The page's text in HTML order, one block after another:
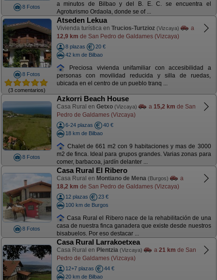
8 Fotos
a minutos de Bilbao y del B. E. C. se encuentra el
Agroturismo Ordaola, donde se of ...
8 Fotos
(3 comentarios)
Atseden Lekua
Vivienda turística en Trucios-Turtzioz (Vizcaya)
a
12,9 km de San Pedro de Galdames (Vizcaya)
8 plazas
20 €
42 km de Bilbao
Preciosa vivienda unifamiliar con accesibilidad a
personas con movilidad reducida y silla de ruedas,
ubicada en el centro de un pueblo tranq ...
8 Fotos
Azkorri Beach House
Casa Rural en Getxo (Vizcaya) a 15,2 km de San
Pedro de Galdames (Vizcaya)
6-24 plazas
40 €
18 km de Bilbao
Chalet de 661 m2 con 9 habitaciones y mas de 3000
m2 de finca. Ideal para grupos grandes. Varias zonas para
comer, barbacoa, jardín delanter ...
8 Fotos
Casa Rural El Ribero
Casa Rural en Montiano de Mena (Burgos)
a
18,2 km de San Pedro de Galdames (Vizcaya)
12 plazas
23 €
100 km de Burgos
Casa Rural el Ribero nace de la rehabilitación de una
casa de nuestra finca ganadera que existe desde nuestros
bisabuelos. Por eso destacar ...
Casa Rural Larrakoetxea
Casa Rural en Plentzia (Vizcaya) a 21 km de San
Pedro de Galdames (Vizcaya)
12+7 plazas
44 €
20 km de Bilbao